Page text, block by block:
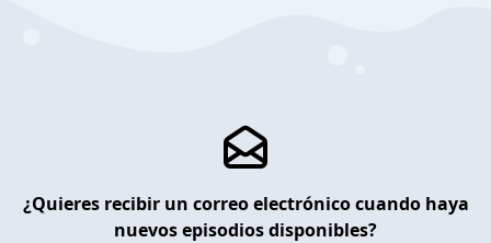
¿Quieres recibir un correo electrónico cuando haya
nuevos episodios disponibles?